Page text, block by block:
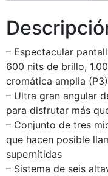
– Espectacular
600 nits de brillo,
cromática amplia
– Ultra gran angular
para disfrutar más
– Conjunto de tres
que hacen posible
supernítidas
– Sistema de seis